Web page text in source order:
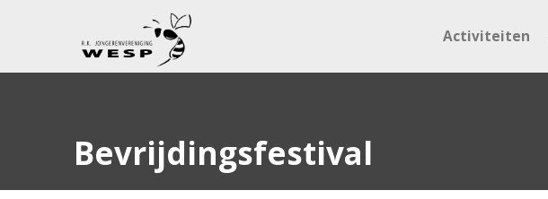
Activiteiten
Bevrijdingsfestival